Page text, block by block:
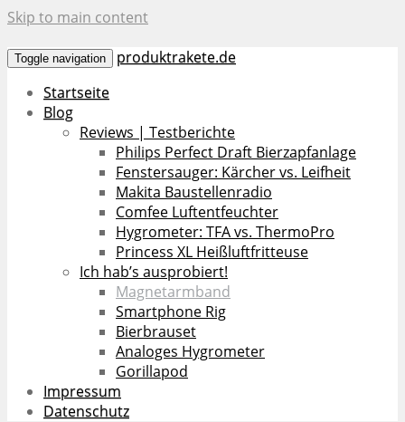
Skip to main content
Toggle navigation
produktrakete.de
Startseite
Blog
Reviews | Testberichte
Philips Perfect Draft Bierzapfanlage
Fenstersauger: Kärcher vs. Leifheit
Makita Baustellenradio
Comfee Luftentfeuchter
Hygrometer: TFA vs. ThermoPro
Princess XL Heißluftfritteuse
Ich hab’s ausprobiert!
Magnetarmband
Smartphone Rig
Bierbrauset
Analoges Hygrometer
Gorillapod
Impressum
Datenschutz